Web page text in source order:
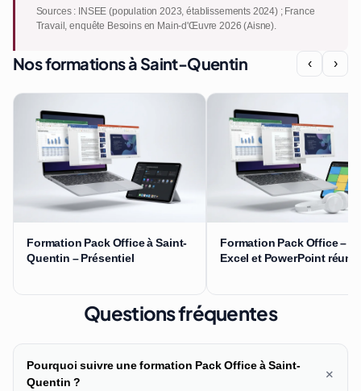
Sources : INSEE (population 2023, établissements 2024) ; France
Travail, enquête Besoins en Main-d'Œuvre 2026 (Aisne).
Nos formations à Saint-Quentin ‹ ›
Formation Pack Office à Saint-
Quentin – Présentiel
Formation Pack Office –
Excel et PowerPoint réunis
Questions fréquentes
Pourquoi suivre une formation Pack Office à Saint-
Quentin ?
+